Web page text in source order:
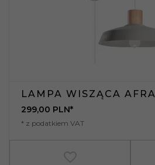
LAMPA WISZĄCA AFRA
299,00 PLN*
* z podatkiem VAT